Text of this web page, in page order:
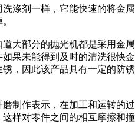
涤剂一样，它能快速的将金属
大部分的抛光机都是采用金属
果未能得到及时的清洗很快金
，因此该产品具有一定的防锈
磨制作表示，在加工和运转的过
样对零件之间的相互摩擦和撞